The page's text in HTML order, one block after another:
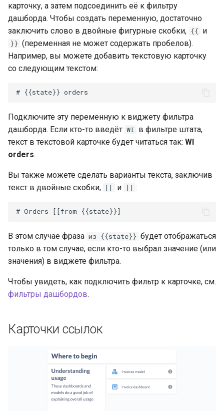
карточку, а затем подсоединить её к фильтру
дашборда. Чтобы создать переменную, достаточно
заключить слово в двойные фигурные скобки, {{ и
}} (переменная не может содержать пробелов).
Например, вы можете добавить текстовую карточку
со следующим текстом:
Подключите эту переменную к виджету фильтра
дашборда. Если кто-то введёт WI в фильтре штата,
текст в текстовой карточке будет читаться так: WI
orders.
Вы также можете сделать варианты текста, заключив
текст в двойные скобки, [[ и ]] :
В этом случае фраза из {{state}} будет отображаться
только в том случае, если кто-то выбрал значение (или
значения) в виджете фильтра.
Чтобы увидеть, как подключить фильтр к карточке, см.
фильтры дашбордов.
Карточки ссылок